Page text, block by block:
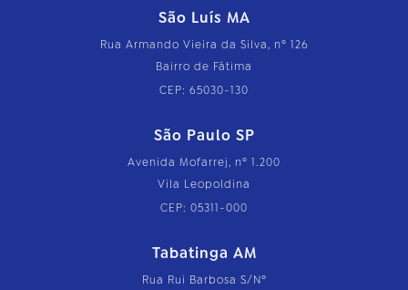
São Luís MA
Rua Armando Vieira da Silva, nº 126
Bairro de Fátima
CEP: 65030-130
São Paulo SP
Avenida Mofarrej, nº 1.200
Vila Leopoldina
CEP: 05311-000
Tabatinga AM
Rua Rui Barbosa S/Nº